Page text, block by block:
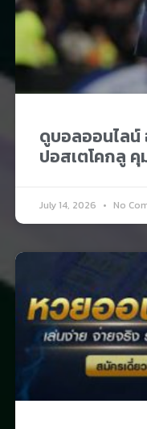
ดูบอลออนไลน์
ปอสเตโคกลู
July 14, 2026 No